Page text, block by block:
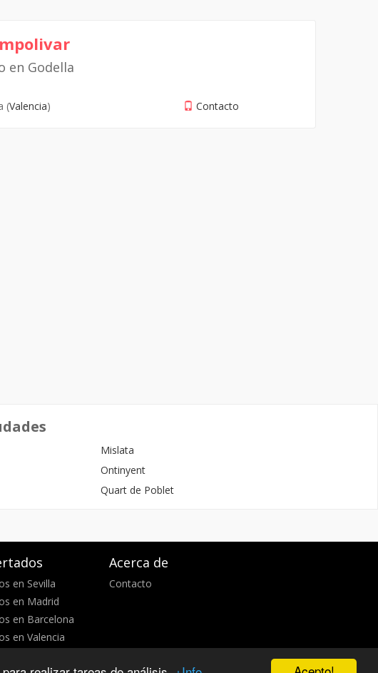
en Godella
(Valencia) Contacto
Mislata
Ontinyent
Quart de Poblet
en Sevilla
en Madrid
en Barcelona
en Valencia
Acerca de
Contacto